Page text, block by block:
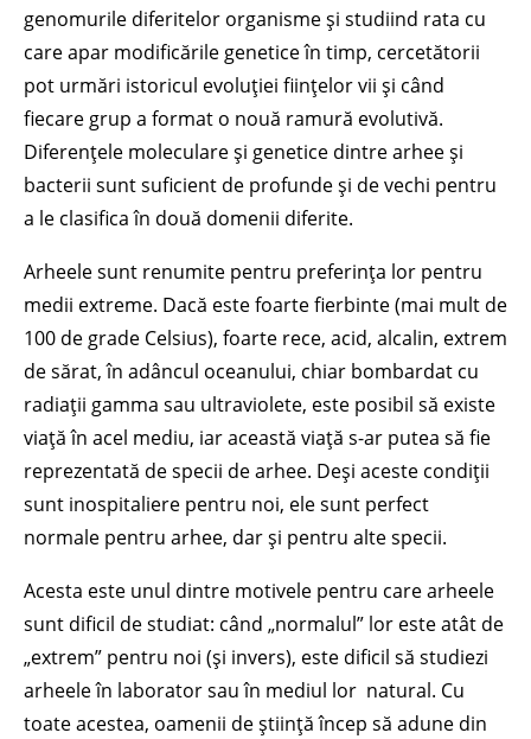
genomurile diferitelor organisme și studiind rata cu
care apar modificările genetice în timp, cercetătorii
pot urmări istoricul evoluției ființelor vii și când
fiecare grup a format o nouă ramură evolutivă.
Diferențele moleculare și genetice dintre arhee și
bacterii sunt suficient de profunde și de vechi pentru
a le clasifica în două domenii diferite.
Arheele sunt renumite pentru preferința lor pentru
medii extreme. Dacă este foarte fierbinte (mai mult de
100 de grade Celsius), foarte rece, acid, alcalin, extrem
de sărat, în adâncul oceanului, chiar bombardat cu
radiații gamma sau ultraviolete, este posibil să existe
viață în acel mediu, iar această viață s-ar putea să fie
reprezentată de specii de arhee. Deși aceste condiții
sunt inospitaliere pentru noi, ele sunt perfect
normale pentru arhee, dar și pentru alte specii.
Acesta este unul dintre motivele pentru care arheele
sunt dificil de studiat: când „normalul” lor este atât de
„extrem” pentru noi (și invers), este dificil să studiezi
arheele în laborator sau în mediul lor natural. Cu
toate acestea, oamenii de știință încep să adune din